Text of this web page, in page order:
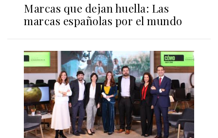
Marcas que dejan huella: Las
marcas españolas por el mundo